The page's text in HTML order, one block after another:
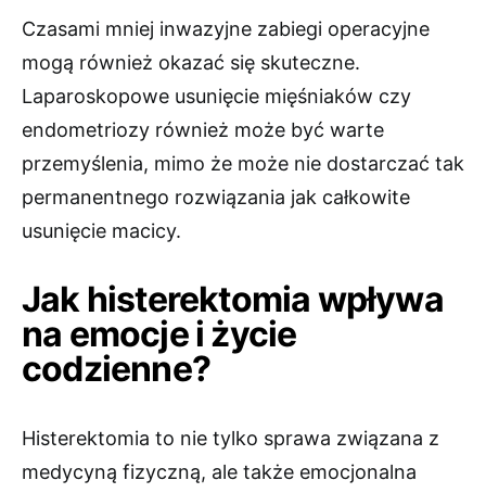
Czasami mniej inwazyjne zabiegi operacyjne
mogą również okazać się skuteczne.
Laparoskopowe usunięcie mięśniaków czy
endometriozy również może być warte
przemyślenia, mimo że może nie dostarczać tak
permanentnego rozwiązania jak całkowite
usunięcie macicy.
Jak histerektomia wpływa
na emocje i życie
codzienne?
Histerektomia to nie tylko sprawa związana z
medycyną fizyczną, ale także emocjonalna